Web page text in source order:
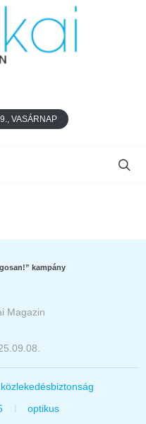
VASÁRNAP
kampány
Magazin
közlekedésbiztonság
optikus